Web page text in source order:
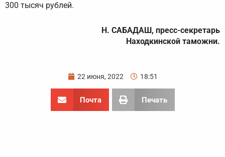
300 тысяч рублей.
Н. САБАДАШ, пресс-секретарь
Находкинской таможни.
22 июня, 2022 18:51
Почта Печать